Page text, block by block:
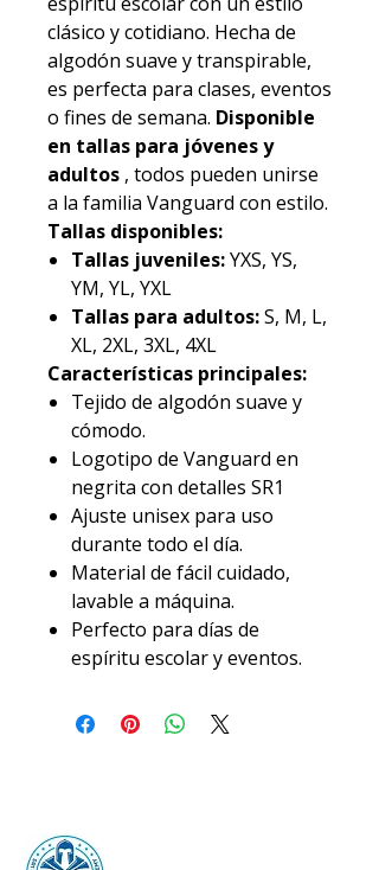
clásico y cotidiano. Hecha de
algodón suave y transpirable,
es perfecta para clases, eventos
o fines de semana. Disponible
en tallas para jóvenes y
adultos , todos pueden unirse
a la familia Vanguard con estilo.
Tallas disponibles:
Tallas juveniles:YXS, YS,
YM, YL, YXL
Tallas para adultos:S, M, L,
XL, 2XL, 3XL, 4XL
Características principales:
Tejido de algodón suave y
cómodo.
Logotipo de Vanguard en
negrita con detalles SR1
Ajuste unisex para uso
durante todo el día.
Material de fácil cuidado,
lavable a máquina.
Perfecto para días de
espíritu escolar y eventos.